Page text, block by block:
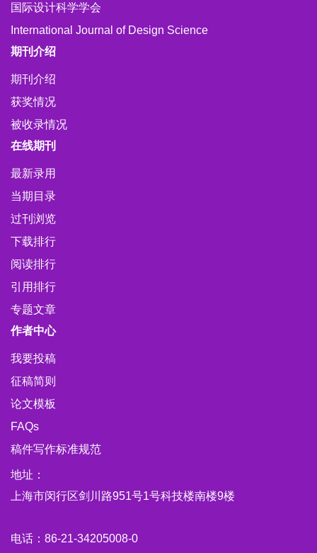
国际设计科学学会
International Journal of Design Science
期刊介绍
期刊介绍
获奖情况
被收录情况
在线期刊
最新录用
当期目录
过刊浏览
下载排行
阅读排行
引用排行
专题文章
作者中心
我要投稿
征稿简则
论文模板
FAQs
稿件写作标准规范
地址：
上海市闵行区剑川路951号1号科技楼南楼9楼
电话：86-21-34205008-0